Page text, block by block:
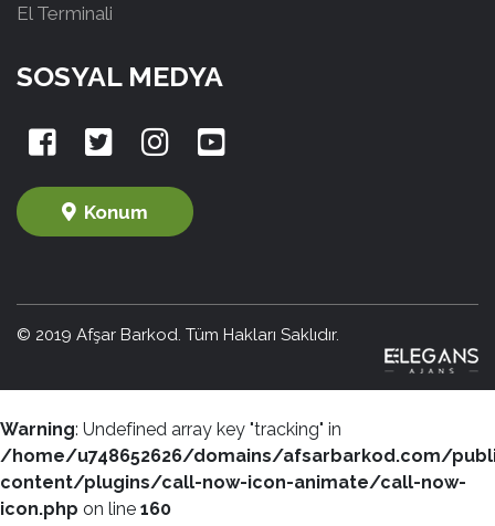
El Terminali
SOSYAL MEDYA
Konum
© 2019 Afşar Barkod. Tüm Hakları Saklıdır.
Warning: Undefined array key "tracking" in
/home/u748652626/domains/afsarbarkod.com/
content/plugins/call-now-icon-animate/call-now-
icon.php on line 160